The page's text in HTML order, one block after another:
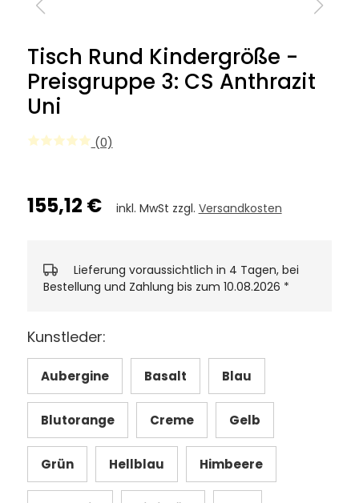
Tisch Rund Kindergröße -
Preisgruppe 3: CS Anthrazit
Uni
(0)
155,12 € inkl. MwSt zzgl. Versandkosten
Lieferung voraussichtlich in 4 Tagen, bei
Bestellung und Zahlung bis zum 10.08.2026 *
Kunstleder:
Aubergine Basalt Blau
Blutorange Creme Gelb
Grün Hellblau Himbeere